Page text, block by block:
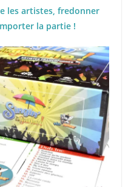
les artistes, fredonner
la partie !